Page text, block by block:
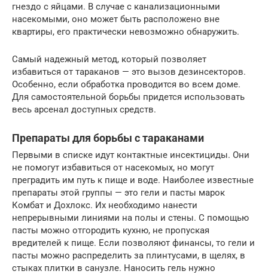
гнездо с яйцами. В случае с канализационными
насекомыми, оно может быть расположено вне
квартиры, его практически невозможно обнаружить.
Самый надежный метод, который позволяет
избавиться от тараканов — это вызов дезинсекторов.
Особенно, если обработка проводится во всем доме.
Для самостоятельной борьбы придется использовать
весь арсенал доступных средств.
Препараты для борьбы с тараканами
Первыми в списке идут контактные инсектициды. Они
не помогут избавиться от насекомых, но могут
преградить им путь к пище и воде. Наиболее известные
препараты этой группы — это гели и пасты марок
Комбат и Дохлокс. Их необходимо нанести
непрерывными линиями на полы и стены. С помощью
пасты можно отгородить кухню, не пропуская
вредителей к пище. Если позволяют финансы, то гели и
пасты можно распределить за плинтусами, в щелях, в
стыках плитки в санузле. Наносить гель нужно